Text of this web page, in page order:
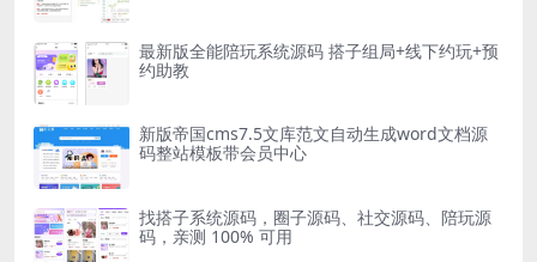
最新版全能陪玩系统源码 搭子组局+线下约玩+预
约助教
新版帝国cms7.5文库范文自动生成word文档源
码整站模板带会员中心
找搭子系统源码，圈子源码、社交源码、陪玩源
码，亲测 100% 可用